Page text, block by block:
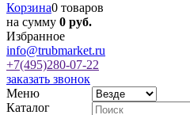
Корзина0 товаров
на сумму 0 руб.
Избранное
info@trubmarket.ru
+7(495)280-07-22
заказать звонок
Меню
Каталог